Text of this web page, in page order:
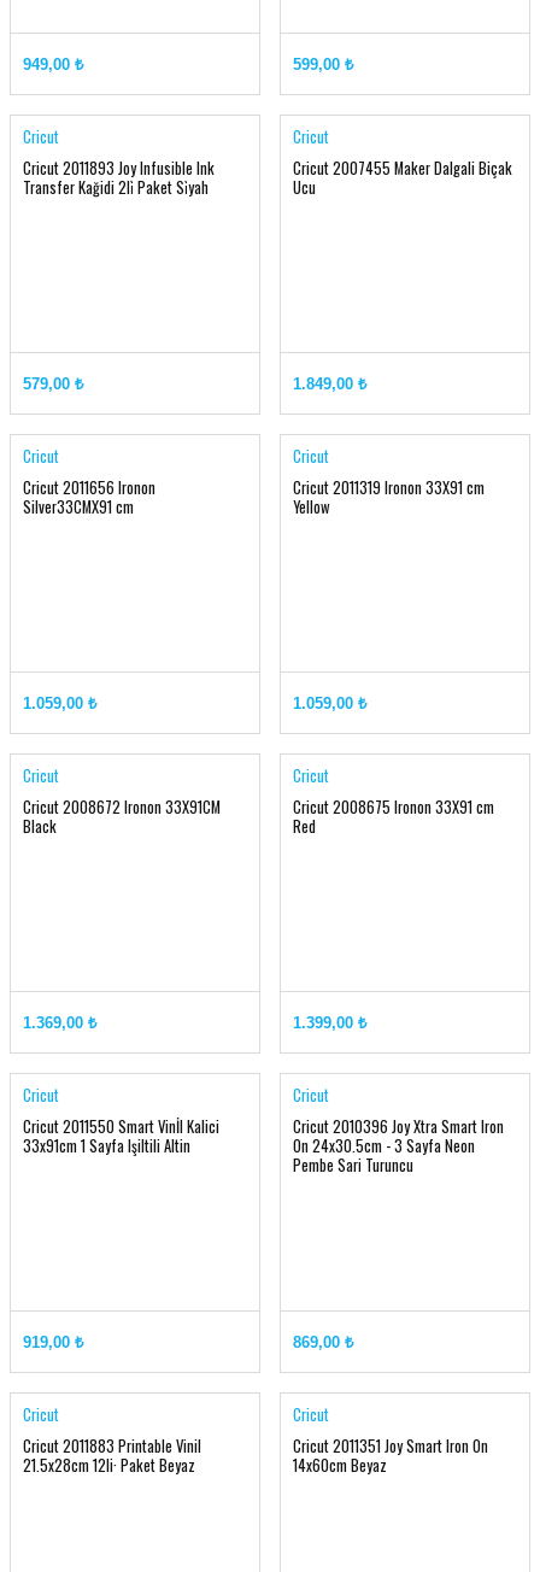
949,00 ₺ 599,00 ₺
Cricut
Cricut 2011893 Joy Infusible Ink
Transfer Kağidi 2li̇ Paket Si̇yah
579,00 ₺
Cricut
Cricut 2007455 Maker Dalgali Biçak
Ucu
1.849,00 ₺
Cricut
Cricut 2011656 Ironon
Silver33CMX91 cm
1.059,00 ₺
Cricut
Cricut 2011319 Ironon 33X91 cm
Yellow
1.059,00 ₺
Cricut
Cricut 2008672 Ironon 33X91CM
Black
1.369,00 ₺
Cricut
Cricut 2008675 Ironon 33X91 cm
Red
1.399,00 ₺
Cricut
Cricut 2011550 Smart Vinİl Kalici
33x91cm 1 Sayfa Işiltili Altin
919,00 ₺
Cricut
Cricut 2010396 Joy Xtra Smart Iron
On 24x30.5cm - 3 Sayfa Neon
Pembe Sari Turuncu
869,00 ₺
Cricut
Cricut 2011883 Printable Vinil
21.5x28cm 12li· Paket Beyaz
Cricut
Cricut 2011351 Joy Smart Iron On
14x60cm Beyaz